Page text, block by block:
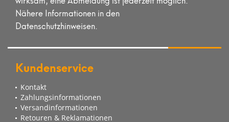
Nähere Informationen in den
Datenschutzhinweisen.
Kundenservice
Kontakt
Zahlungsinformationen
Versandinformationen
Retouren & Reklamationen